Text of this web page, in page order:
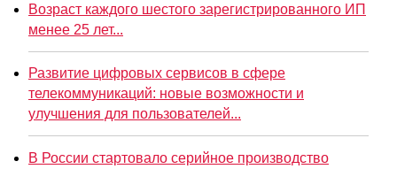
Возраст каждого шестого зарегистрированного ИП
менее 25 лет...
Развитие цифровых сервисов в сфере
телекоммуникаций: новые возможности и
улучшения для пользователей...
В России стартовало серийное производство